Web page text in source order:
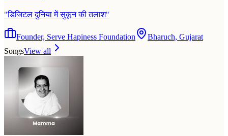
"डिजिटल दुनिया में सुकून की तलाश"
Founder, Serve Hapiness Foundation
Bharuch, Gujarat
SongsView all